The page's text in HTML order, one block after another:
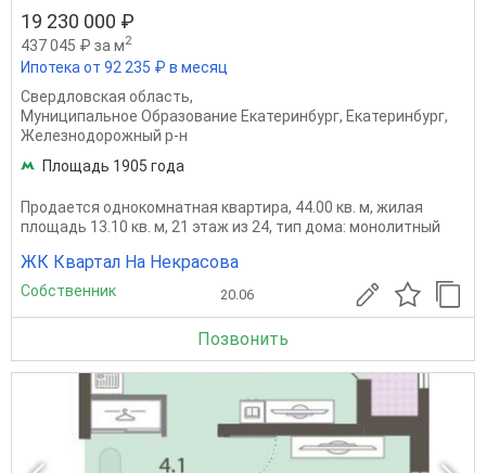
19 230 000 ₽
437 045 ₽ за м2
Ипотека от 92 235 ₽ в месяц
Свердловская область,
Муниципальное Образование Екатеринбург, Екатеринбург,
Железнодорожный р-н
Площадь 1905 года
Продается однокомнатная квартира, 44.00 кв. м, жилая
площадь 13.10 кв. м, 21 этаж из 24, тип дома: монолитный
ЖК Квартал На Некрасова
Собственник 20.06
Позвонить